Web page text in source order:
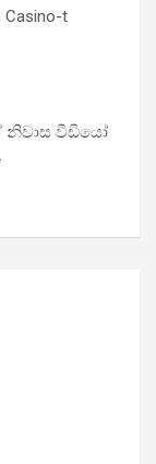
Casino-t
වීඩියෝ